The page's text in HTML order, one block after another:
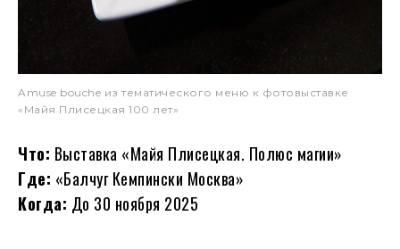
Amuse bouche из тематического меню к фотовыставке
«Майя Плисецкая 100 лет»
Что: Выставка «Майя Плисецкая. Полюс магии»
Где: «Балчуг Кемпински Москва»
Когда: До 30 ноября 2025